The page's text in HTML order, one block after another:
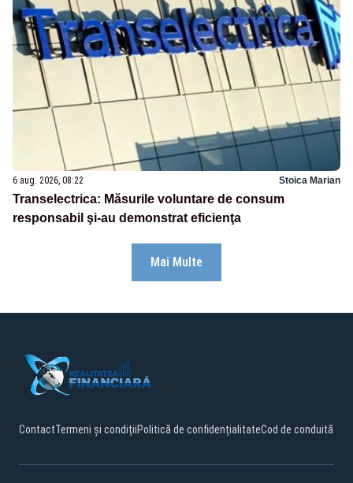
6 aug. 2026, 08:22 Stoica Marian
Transelectrica: Măsurile voluntare de consum
responsabil şi-au demonstrat eficienţa
Mai Multe
ContactTermeni și condițiiPolitică de confidențialitateCod de conduită